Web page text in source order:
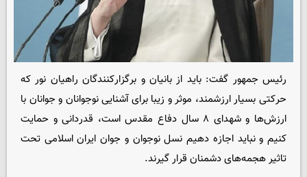
رئیس جمهور گفت: باید از بانیان و برگزارکنندگان راهیان نور که
حرکتی بسیار ارزشمند، موثر و زیبا برای آشنایی نوجوانان و جوانان با
ارزش‌ها و شهدای ۸ سال دفاع مقدس است، قدردانی و حمایت
کنیم و نباید اجازه دهیم نسل نوجوان و جوان ایران اسلامی تحت
تاثیر هجمه‌های دشمنان قرار گیرند.